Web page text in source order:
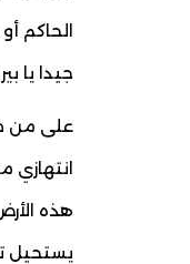
الحاكم
جيدا يا
على من
هذه
يستحيل